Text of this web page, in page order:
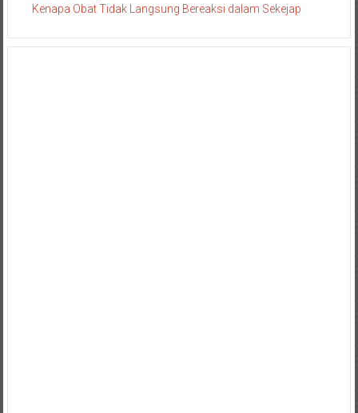
Kenapa Obat Tidak Langsung Bereaksi dalam Sekejap